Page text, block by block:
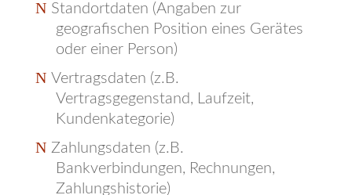
Standortdaten (Angaben zur
geografischen Position eines Gerätes
oder einer Person)
Vertragsdaten (z.B.
Vertragsgegenstand, Laufzeit,
Kundenkategorie)
Zahlungsdaten (z.B.
Bankverbindungen, Rechnungen,
Zahlungshistorie)